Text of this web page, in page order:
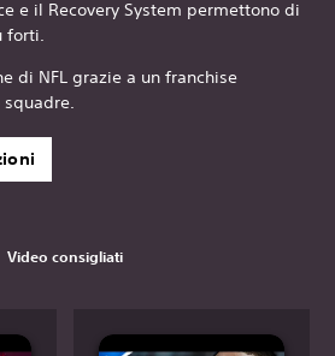
e il Recovery System permettono di
forti.
di NFL grazie a un franchise
squadre.
Video consigliati